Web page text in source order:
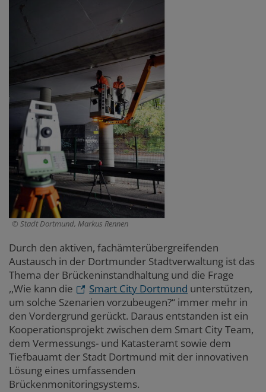
Stadt Dortmund, Markus Rennen
Durch den aktiven, fachämterübergreifenden
Austausch in der Dortmunder Stadtverwaltung ist das
Thema der Brückeninstandhaltung und die Frage
,,Wie kann die
Smart City Dortmund unterstützen,
um solche Szenarien vorzubeugen?“ immer mehr in
den Vordergrund gerückt. Daraus entstanden ist ein
Kooperationsprojekt zwischen dem Smart City Team,
dem Vermessungs- und Katasteramt sowie dem
Tiefbauamt der Stadt Dortmund mit der innovativen
Lösung eines umfassenden
Brückenmonitoringsystems.